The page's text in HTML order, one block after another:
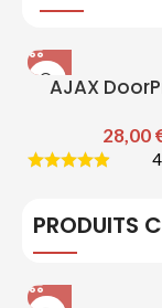
AJAX
28,00
PRODUITS